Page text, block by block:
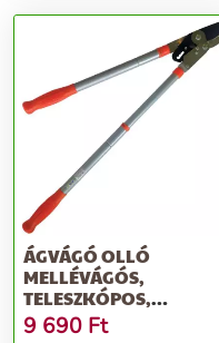
ÁGVÁGÓ OLLÓ
MELLÉVÁGÓS,
TELESZKÓPOS,
RACSNIS
9 690 Ft